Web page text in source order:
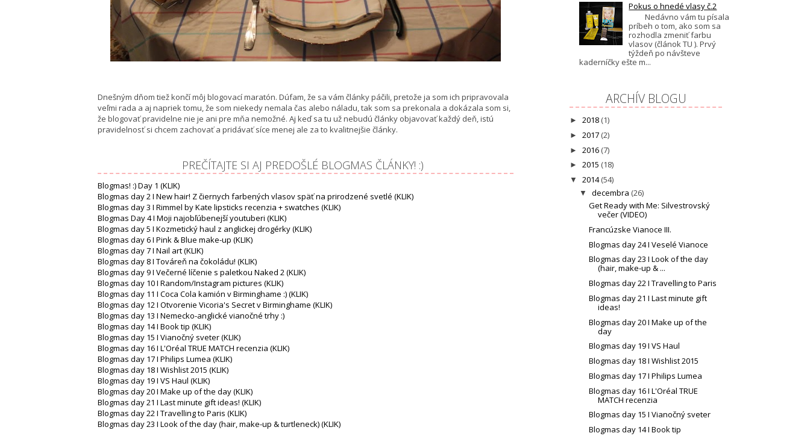
Dnešným dňom tiež končí môj blogovací maratón. Dúfam, že sa vám články páčili, pretože ja som ich pripravovala
veľmi rada a aj napriek tomu, že som niekedy nemala čas alebo náladu, tak som sa prekonala a dokázala som si,
že blogovať pravidelne nie je ani pre mňa nemožné. Aj keď sa tu už nebudú články objavovať každý deň, istú
pravidelnosť si chcem zachovať a pridávať síce menej ale za to kvalitnejšie články.
PREČÍTAJTE SI AJ PREDOŠLÉ BLOGMAS ČLÁNKY! :)
Blogmas! :) Day 1 (KLIK)
Blogmas day 2 I New hair! Z čiernych farbených vlasov späť na prirodzené svetlé (KLIK)
Blogmas day 3 I Rimmel by Kate lipsticks recenzia + swatches (KLIK)
Blogmas Day 4 I Moji najobľúbenejší youtuberi (KLIK)
Blogmas day 5 I Kozmetický haul z anglickej drogérky (KLIK)
Blogmas day 6 I Pink & Blue make-up (KLIK)
Blogmas day 7 I Nail art (KLIK)
Blogmas day 8 I Továreň na čokoládu! (KLIK)
Blogmas day 9 I Večerné líčenie s paletkou Naked 2 (KLIK)
Blogmas day 10 I Random/Instagram pictures (KLIK)
Blogmas day 11 I Coca Cola kamión v Birminghame :) (KLIK)
Blogmas day 12 I Otvorenie Vicoria's Secret v Birminghame (KLIK)
Blogmas day 13 I Nemecko-anglické vianočné trhy :)
Blogmas day 14 I Book tip (KLIK)
Blogmas day 15 I Vianočný sveter (KLIK)
Blogmas day 16 I L'Oréal TRUE MATCH recenzia (KLIK)
Blogmas day 17 I Philips Lumea (KLIK)
Blogmas day 18 I Wishlist 2015 (KLIK)
Blogmas day 19 I VS Haul (KLIK)
Blogmas day 20 I Make up of the day (KLIK)
Blogmas day 21 I Last minute gift ideas! (KLIK)
Blogmas day 22 I Travelling to Paris (KLIK)
Blogmas day 23 I Look of the day (hair, make-up & turtleneck) (KLIK)
Pokus o hnedé vlasy č.2
Nedávno vám tu písala
príbeh o tom, ako som sa
rozhodla zmeniť farbu
vlasov (článok TU ). Prvý
týždeň po návšteve
kaderníčky ešte m...
ARCHÍV BLOGU
► 2018 (1)
► 2017 (2)
► 2016 (7)
► 2015 (18)
▼ 2014(54)
▼ decembra (26)
Get Ready with Me: Silvestrovský
večer (VIDEO)
Francúzske Vianoce III.
Blogmas day 24 I Veselé Vianoce
Blogmas day 23 I Look of the day
(hair, make-up & ...
Blogmas day 22 I Travelling to Paris
Blogmas day 21 I Last minute gift
ideas!
Blogmas day 20 I Make up of the
day
Blogmas day 19 I VS Haul
Blogmas day 18 I Wishlist 2015
Blogmas day 17 I Philips Lumea
Blogmas day 16 I L'Oréal TRUE
MATCH recenzia
Blogmas day 15 I Vianočný sveter
Blogmas day 14 I Book tip